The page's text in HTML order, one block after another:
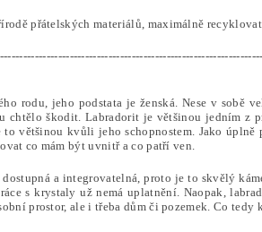
přátelských materiálů, maximálně
rodu, jeho podstata je ženská. Nese v sobě
chtělo škodit. Labradorit je většinou jedním
většinou kvůli jeho schopnostem. Jako
co mám být uvnitř a co patří ven.
a integrovatelná, proto je to skvělý
s krystaly už nemá uplatnění. Naopak,
prostor, ale i třeba dům či pozemek. Co tedy